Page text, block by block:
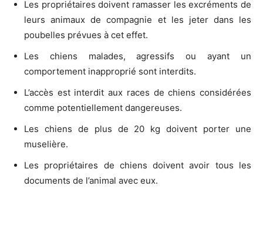
Les propriétaires doivent ramasser les excréments de
leurs animaux de compagnie et les jeter dans les
poubelles prévues à cet effet.
Les chiens malades, agressifs ou ayant un
comportement inapproprié sont interdits.
L’accès est interdit aux races de chiens considérées
comme potentiellement dangereuses.
Les chiens de plus de 20 kg doivent porter une
muselière.
Les propriétaires de chiens doivent avoir tous les
documents de l’animal avec eux.